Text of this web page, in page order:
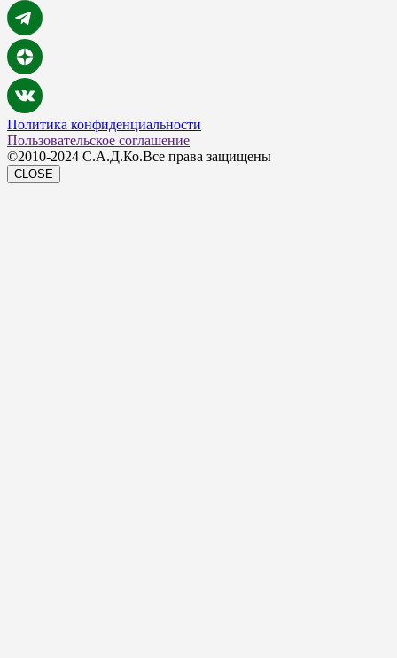
Политика конфиденциальности
Пользовательское соглашение
©2010-2024 С.А.Д.Ко.Все права защищены
CLOSE